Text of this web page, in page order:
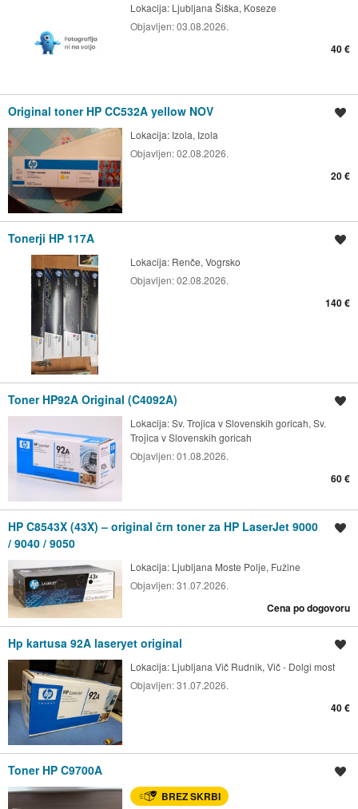
Lokacija: Ljubljana Šiška, Koseze
Objavljen:03.08.2026.
40 €
Original toner HP CC532A yellow NOV
Lokacija: Izola, Izola
Objavljen:02.08.2026.
20 €
Tonerji HP 117A
Lokacija: Renče, Vogrsko
Objavljen:02.08.2026.
140 €
Toner HP92A Original (C4092A)
Lokacija:Sv. Trojica v Slovenskih goricah, Sv.
Trojica v Slovenskih goricah
Objavljen:01.08.2026.
60 €
HP C8543X (43X) – original črn toner za HP LaserJet 9000
/ 9040 / 9050
Lokacija: Ljubljana Moste Polje, Fužine
Objavljen:31.07.2026.
Cena po dogovoru
Hp kartusa 92A laseryet original
Lokacija: Ljubljana Vič Rudnik, Vič - Dolgi most
Objavljen:31.07.2026.
40 €
Toner HP C9700A
BREZ SKRBI